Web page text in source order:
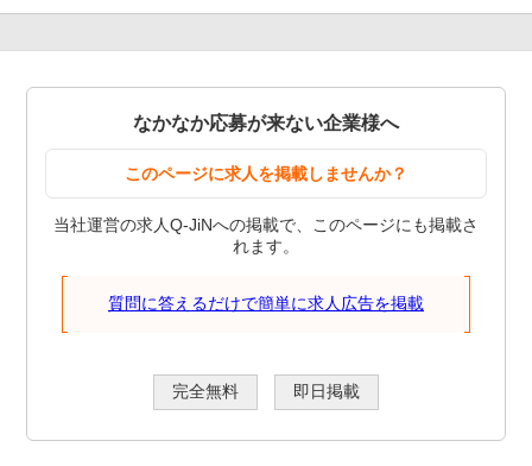
なかなか応募が来ない企業様へ
このページに求人を掲載しませんか？
当社運営の求人Q-JiNへの掲載で、このページにも掲載さ
れます。
質問に答えるだけで簡単に求人広告を掲載
完全無料 即日掲載